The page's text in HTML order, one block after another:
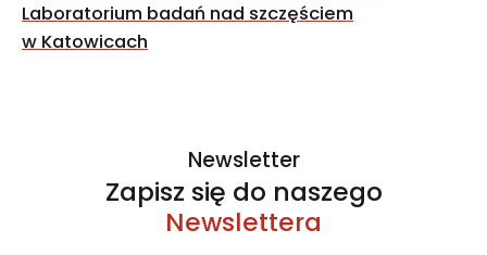
Laboratorium badań nad szczęściem
w Katowicach
Newsletter
Zapisz się do naszego
Newslettera